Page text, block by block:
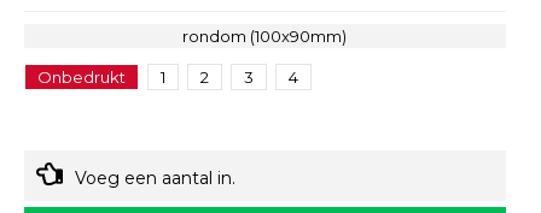
rondom (100x90mm)
Onbedrukt 1 2 3 4
Voeg een aantal in.